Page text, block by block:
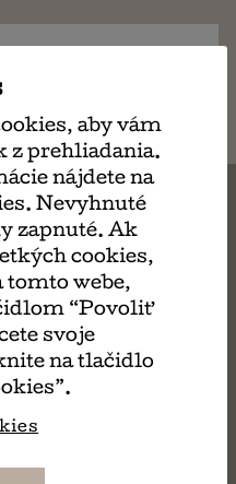
TIEŽ
aby vám
z prehliadania.
nájdete na
Nevyhnuté
zapnuté. Ak
cookies,
tomto webe,
“Povoliť
svoje
na tlačidlo